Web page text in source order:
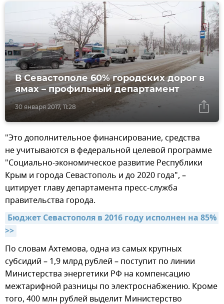
30 января 2017, 11:28
В Севастополе 60% городских дорог в
ямах – профильный департамент
"Это дополнительное финансирование, средства
не учитываются в федеральной целевой программе
"Социально-экономическое развитие Республики
Крым и города Севастополь и до 2020 года", –
цитирует главу департамента пресс-служба
правительства города.
Бюджет Севастополя в 2016 году исполнен на 85%
>>
По словам Ахтемова, одна из самых крупных
субсидий – 1,9 млрд рублей – поступит по линии
Министерства энергетики РФ на компенсацию
межтарифной разницы по электроснабжению. Кроме
того, 400 млн рублей выделит Министерство